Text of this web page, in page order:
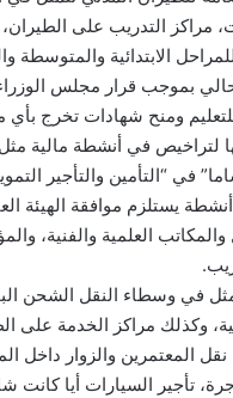
مراكز التدريب على
الابتدائية والمتوسطة
بموجب قرار مجلس
ومنح شهادات تخرج بأي
لتراخيص في أنشطة مالية مثل
في “التأمين والتأجير
يستلزم موافقة الهيئة
العلمية والفنية،
في وسطاء النقل الشحن
وكذلك مراكز الخدمة
المعتمرين والزوار داخل
تأجير السيارات أيا